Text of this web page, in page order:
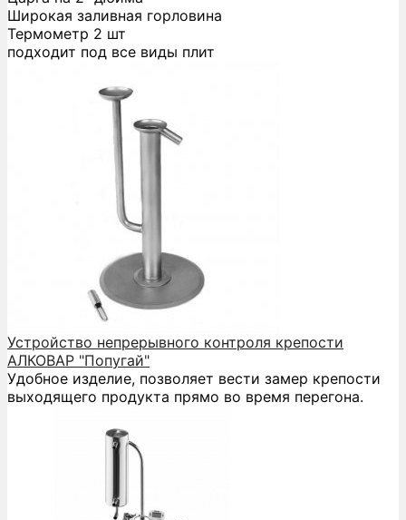
Широкая заливная горловина
Термометр 2 шт
подходит под все виды плит
Устройство непрерывного контроля крепости
АЛКОВАР "Попугай"
Удобное изделие, позволяет вести замер крепости
выходящего продукта прямо во время перегона.